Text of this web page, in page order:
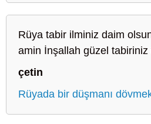
Rüya tabir ilminiz daim
amin İnşallah güzel tabiriniz
çetin
Rüyada bir düşmanı